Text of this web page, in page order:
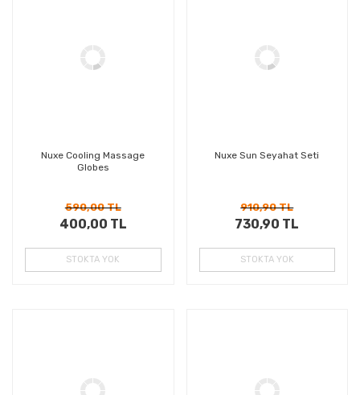
Nuxe Cooling Massage
Globes
590,00 TL
400,00 TL
STOKTA YOK
Nuxe Sun Seyahat Seti
910,90 TL
730,90 TL
STOKTA YOK